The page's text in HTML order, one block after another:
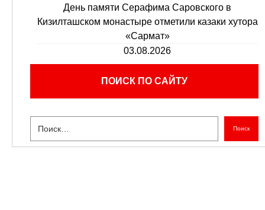
День памяти Серафима Саровского в
Кизилташском монастыре отметили казаки хутора
«Сармат»
03.08.2026
ПОИСК ПО САЙТУ
Поиск